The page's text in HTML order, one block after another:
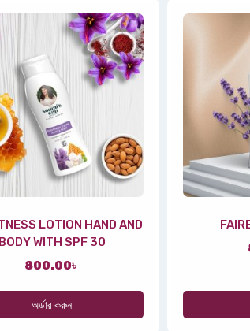
LOTION HAND AND
BODY WITH SPF 30
800.00৳
অর্ডার করুন